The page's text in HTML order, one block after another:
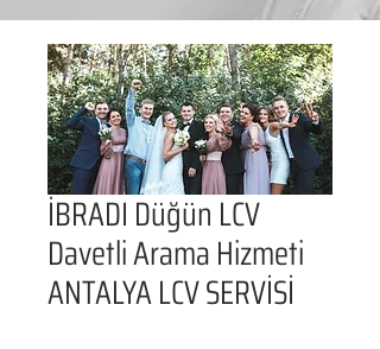
İBRADI Düğün LCV
Davetli Arama Hizmeti
ANTALYA LCV SERVİSİ